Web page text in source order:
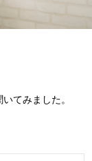
てみました。